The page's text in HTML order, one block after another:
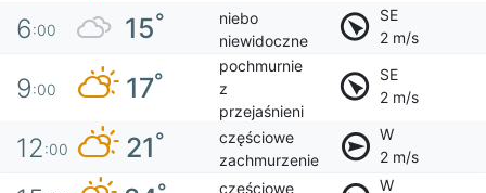
6:00 15°
niebo
niewidoczne
SE
2 m/s
9:00 17°
pochmurnie
z
przejaśnieni
SE
2 m/s
12:00 21°
częściowe
zachmurzenie
W
2 m/s
częściowe
W